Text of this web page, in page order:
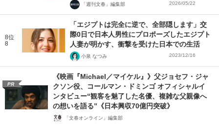
「週刊文春」編集部 2026/05/22
8位
8
「エジプトは完全に逆で、全部隠します」交
際0日で日本人男性にプロポーズしたエジプト
人妻が明かす、衝撃を受けた日本での生活
小泉 なつみ 2023/12/16
PR
《映画『Michael／マイケル』》父ジョセフ・ジャ
クソン役、コールマン・ドミンゴ オフィシャルイ
ンタビュー“観客を魅了した名優、複雑な父親像へ
の想いを語る”《日本興収70億円突破》
「文春オンライン」編集部